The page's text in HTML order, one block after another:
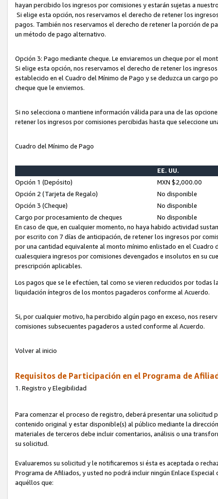
hayan percibido los ingresos por comisiones y estarán sujetas a
Si elige esta opción, nos reservamos el derecho de retener los
pagos. También nos reservamos el derecho de retener la porción de
un método de pago alternativo.
Opción 3: Pago mediante cheque. Le enviaremos un cheque por el
Si elige esta opción, nos reservamos el derecho de retener los
establecido en el Cuadro del Mínimo de Pago y se deduzca un cargo
cheque que le enviemos.
Si no selecciona o mantiene información válida para una de las
retener los ingresos por comisiones percibidas hasta que seleccione
Cuadro del Mínimo de Pago
EE. UU.
Opción 1 (Depósito)
MXN $2,000.00
Opción 2 (Tarjeta de Regalo)
No disponible
Opción 3 (Cheque)
No disponible
Cargo por procesamiento de cheques
No disponible
En caso de que, en cualquier momento, no haya habido actividad
por escrito con 7 días de anticipación, de retener los ingresos por
por una cantidad equivalente al monto mínimo enlistado en el
cualesquiera ingresos por comisiones devengados e insolutos en su
prescripción aplicables.
Los pagos que se le efectúen, tal como se vieren reducidos por todas
liquidación íntegros de los montos pagaderos conforme al Acuerdo.
Si, por cualquier motivo, ha percibido algún pago en exceso, nos
comisiones subsecuentes pagaderos a usted conforme al Acuerdo.
Volver al inicio
Requisitos de Participación en el Programa de
1. Registro y Elegibilidad
Para comenzar el proceso de registro, deberá presentar una solicitud
contenido original y estar disponible(s) al público mediante la
materiales de terceros debe incluir comentarios, análisis o una
su solicitud.
Evaluaremos su solicitud y le notificaremos si ésta es aceptada o
Programa de Afiliados, y usted no podrá incluir ningún Enlace
aquéllos que: